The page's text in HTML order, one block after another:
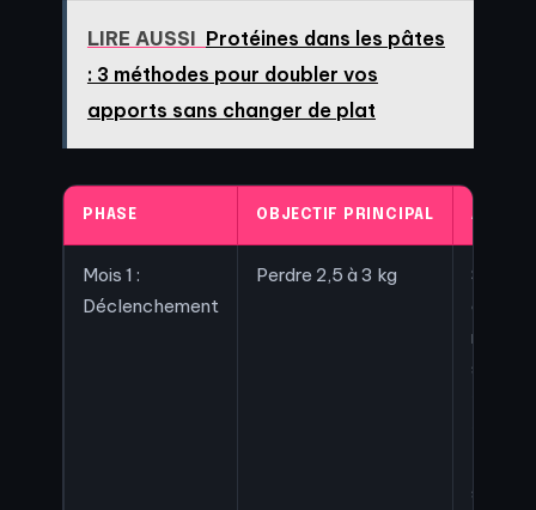
LIRE AUSSI Protéines dans les pâtes
: 3 méthodes pour doubler vos
apports sans changer de plat
PHASE OBJECTIF PRINCIPAL
Mois 1 :
Déclenchement
Perdre 2,5 à 3 kg
des
stricte.